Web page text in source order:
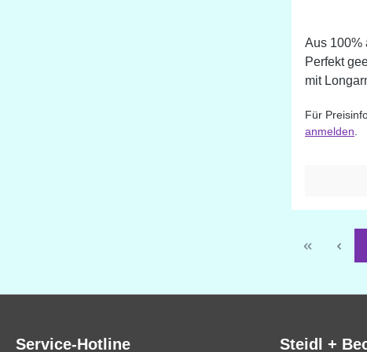
Aus 100%
Perfekt
mit Longarm-
Durch die
Für
anmelden
Service-Hotline Steidl +